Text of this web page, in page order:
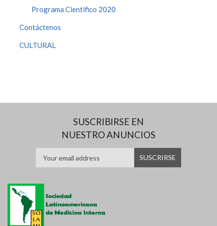
Programa Cientifico 2020
Contáctenos
CULTURAL
SUSCRIBIRSE EN
NUESTRO ANUNCIOS